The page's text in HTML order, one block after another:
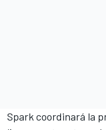
Spark coordinará la